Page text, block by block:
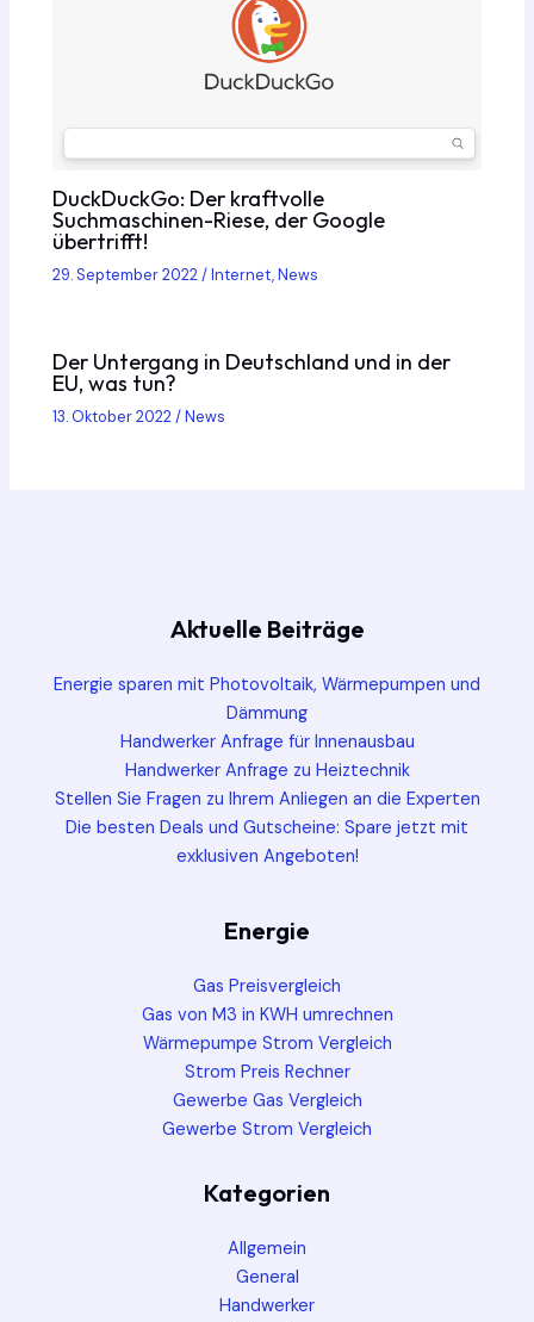
DuckDuckGo: Der kraftvolle
Suchmaschinen-Riese, der Google
übertrifft!
29. September 2022/Internet,News
Der Untergang in Deutschland und in der
EU, was tun?
13. Oktober 2022/News
Aktuelle Beiträge
Energie sparen mit Photovoltaik, Wärmepumpen und
Dämmung
Handwerker Anfrage für Innenausbau
Handwerker Anfrage zu Heiztechnik
Stellen Sie Fragen zu Ihrem Anliegen an die Experten
Die besten Deals und Gutscheine: Spare jetzt mit
exklusiven Angeboten!
Energie
Gas Preisvergleich
Gas von M3 in KWH umrechnen
Wärmepumpe Strom Vergleich
Strom Preis Rechner
Gewerbe Gas Vergleich
Gewerbe Strom Vergleich
Kategorien
Allgemein
General
Handwerker